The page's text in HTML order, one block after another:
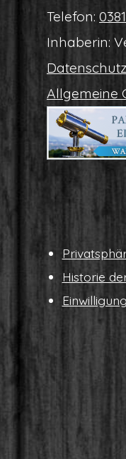
Tele­fon:
Inha­be­rin:
All­ge­mei­ne
His­to­rie